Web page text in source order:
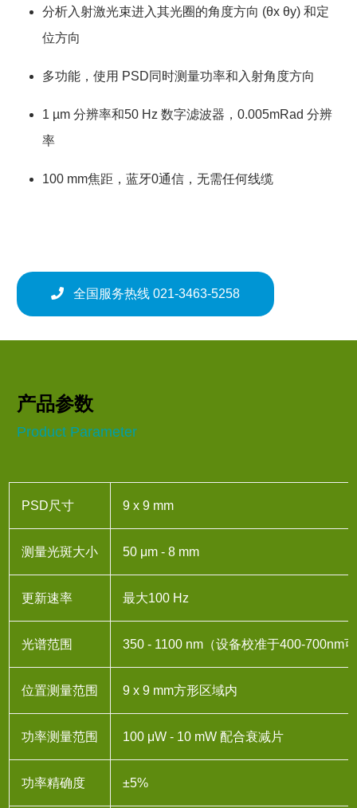
分析入射激光束进入其光圈的角度方向 (θx θy) 和定
位方向
多功能，使用 PSD同时测量功率和入射角度方向
1 µm 分辨率和50 Hz 数字滤波器，0.005mRad 分辨
率
100 mm焦距，蓝牙0通信，无需任何线缆
全国服务热线 021-3463-5258
产品参数
Product Parameter
PSD尺寸 9 x 9 mm
测量光斑大小 50 μm - 8 mm
更新速率 最大100 Hz
光谱范围 350 - 1100 nm（设备校准于400-700nm
位置测量范围 9 x 9 mm方形区域内
功率测量范围 100 μW - 10 mW 配合衰减片
功率精确度 ±5%